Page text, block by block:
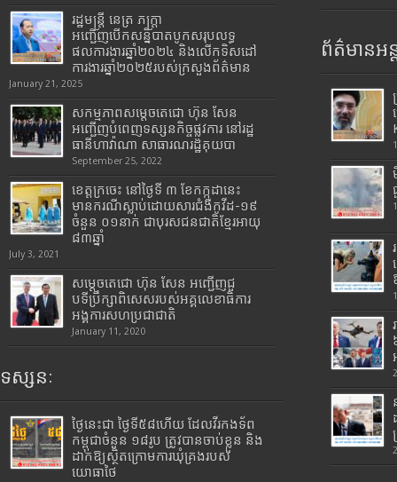
រដ្ឋមន្រ្តី​ នេត្រ​ ភក្ត្រា​
អញ្ជើញបើកសន្និបាតបូកសរុបលទ្ធ
ផលការងារឆ្នាំ២០២៤ និងលើកទិសដៅ
ការងារឆ្នាំ២០២៥របស់​ក្រសួង​ព័ត៌មាន​
January 21, 2025
សកម្មភាពសម្តេចតេជោ ហ៊ុន សែន
អញ្ជើញបំពេញទស្សនកិច្ចផ្លូវការ នៅរដ្ឋ
ធានីហាវ៉ាណា សាធារណរដ្ឋគុយបា
September 25, 2022
ខេត្តក្រចេះ នៅថ្ងៃទី ៣ ខែកក្កដានេះ
មានករណីស្លាប់ដោយសារជំងឺកូវីដ-១៩
ចំនួន ០១នាក់ ជាបុរសជនជាតិខ្មែរអាយុ
៨៣ឆ្នាំ
July 3, 2021
សម្តេចតេជោ ហ៊ុន សែន អញ្ជើញជួ
បទីប្រឹក្សាពិសេសរបស់អគ្គលេខាធិការ
អង្គការសហប្រជាជាតិ
January 11, 2020
ទស្សនៈ
ថ្ងៃនេះជា ថ្ងៃទី៥៨ហើយ ដែលវីរកងទ័ព
កម្ពុជាចំនួន ១៨រូប ត្រូវបានចាប់ខ្លួន និង
ដាក់ឱ្យស្ថិតក្រោមការឃុំគ្រងរបស់
យោធាថៃ
ព័ត៌មានអន្